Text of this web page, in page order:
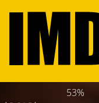
53%